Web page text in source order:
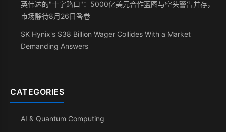
英伟达的"十字路口"：5000亿美元合作蓝图与空头警告并存，
市场静待8月26日答卷
SK Hynix's $38 Billion Wager Collides With a Market
Demanding Answers
CATEGORIES
AI & Quantum Computing